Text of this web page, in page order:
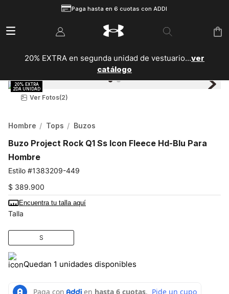
Paga hasta en 6 cuotas con ADDI
20% EXTRA en segunda unidad de vestuario...ver
catálogo
Ver Fotos(2)
Hombre Tops Buzos
Buzo Project Rock Q1 Ss Icon Fleece Hd-Blu Para
Hombre
1383209-449
$ 389.900
Encuentra tu talla aquí
Talla
S
Quedan 1 unidades disponibles